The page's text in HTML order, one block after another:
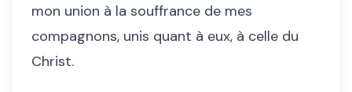
mon union à la souffrance de mes
compagnons, unis quant à eux, à celle du
Christ.